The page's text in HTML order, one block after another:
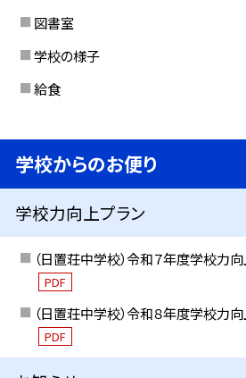
図書室
学校の様子
給食
学校からのお便り
学校力向上プラン
（日置荘中学校）令和７年度学校力向
PDF
（日置荘中学校）令和８年度学校力向
PDF